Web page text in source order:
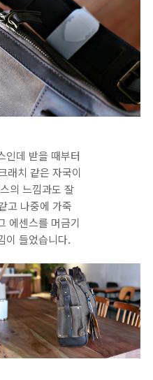
인데 받을 때부터
래치 같은 자국이
의 느낌과도 잘
고 나중에 가죽
에센스를 머금기
이 들었습니다.